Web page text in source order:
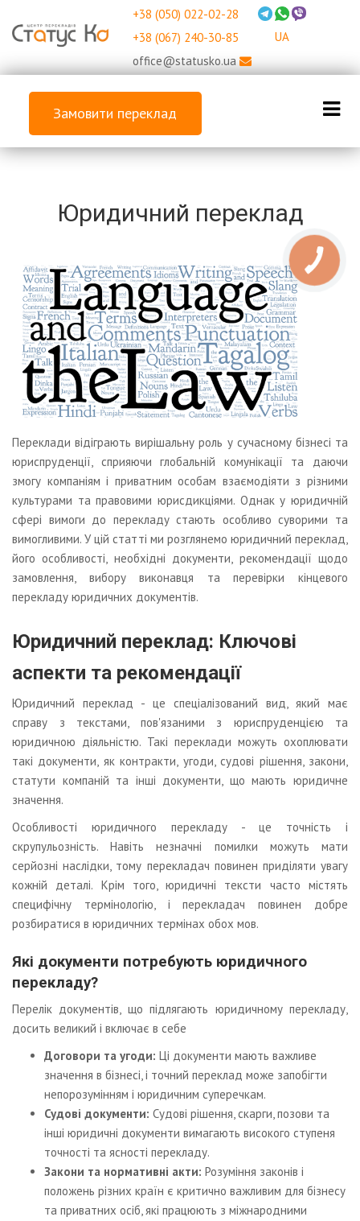
+38 (050) 022-02-28
+38 (067) 240-30-85
office@statusko.ua
UA
Замовити переклад
Юридичний переклад
Переклади відіграють вирішальну роль у сучасному бізнесі та
юриспруденції, сприяючи глобальній комунікації та даючи
змогу компаніям і приватним особам взаємодіяти з різними
культурами та правовими юрисдикціями. Однак у юридичній
сфері вимоги до перекладу стають особливо суворими та
вимогливими. У цій статті ми розглянемо юридичний переклад,
його особливості, необхідні документи, рекомендації щодо
замовлення, вибору виконавця та перевірки кінцевого
перекладу юридичних документів.
Юридичний переклад: Ключові
аспекти та рекомендації
Юридичний переклад - це спеціалізований вид, який має
справу з текстами, пов'язаними з юриспруденцією та
юридичною діяльністю. Такі переклади можуть охоплювати
такі документи, як контракти, угоди, судові рішення, закони,
статути компаній та інші документи, що мають юридичне
значення.
Особливості юридичного перекладу - це точність і
скрупульозність. Навіть незначні помилки можуть мати
серйозні наслідки, тому перекладач повинен приділяти увагу
кожній деталі. Крім того, юридичні тексти часто містять
специфічну термінологію, і перекладач повинен добре
розбиратися в юридичних термінах обох мов.
Які документи потребують юридичного
перекладу?
Перелік документів, що підлягають юридичному перекладу,
досить великий і включає в себе
Договори та угоди: Ці документи мають важливе
значення в бізнесі, і точний переклад може запобігти
непорозумінням і юридичним суперечкам.
Судові документи: Судові рішення, скарги, позови та
інші юридичні документи вимагають високого ступеня
точності та ясності перекладу.
Закони та нормативні акти: Розуміння законів і
положень різних країн є критично важливим для бізнесу
та приватних осіб, які працюють з міжнародними